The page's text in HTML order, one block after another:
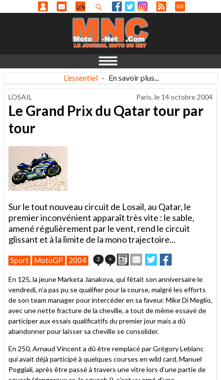
L'essentiel - En savoir plus...
LOSAIL Paris, le 14 octobre 2004
Le Grand Prix du Qatar tour par
tour
Sur le tout nouveau circuit de Losail, au Qatar, le
premier inconvénient apparaît très vite : le sable,
amené régulièrement par le vent, rend le circuit
glissant et à la limite de la mono trajectoire...
Sport MotoGP 2004 3 + ImprimerEnvoyer
cet
à
un
ami
Partager
sur
sur
En 125, la jeune Marketa Janakova, qui fêtait son anniversaire le
vendredi, n’a pas pu se qualifier pour la course, malgré les efforts
de son team manager pour intercéder en sa faveur. Mike Di Meglio,
avec une nette fracture de la cheville, a tout de même essayé de
participer aux essais qualificatifs du premier jour mais a dû
abandonner pour laisser sa cheville se consolider.
En 250, Arnaud Vincent a dû être remplacé par Grégory Leblanc
qui avait déjà participé à quelques courses en wild card. Manuel
Poggiali, après être passé à travers une vitre lors d’une partie de